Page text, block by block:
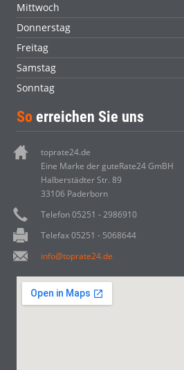
Mittwoch
Donnerstag
Freitag
Samstag
Sonntag
So erreichen Sie uns
toprate24.de
Eine Marke der guteRate24 GmBH
Halberstädter Str. 89
33106 Paderborn
Telefon 05251 - 2986910
Telefax 05251 - 5068644
info@toprate24.de